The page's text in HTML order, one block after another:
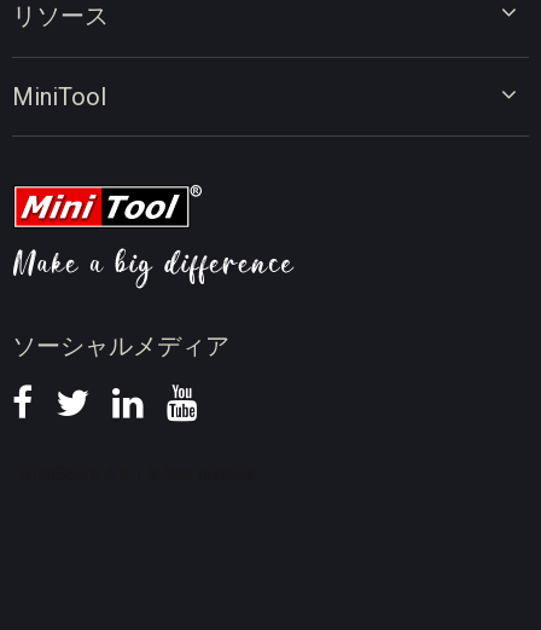
ソーシャルメディア
ビデオコンバーター
リソース
動画圧縮のヒント
ニュース
MiniTool